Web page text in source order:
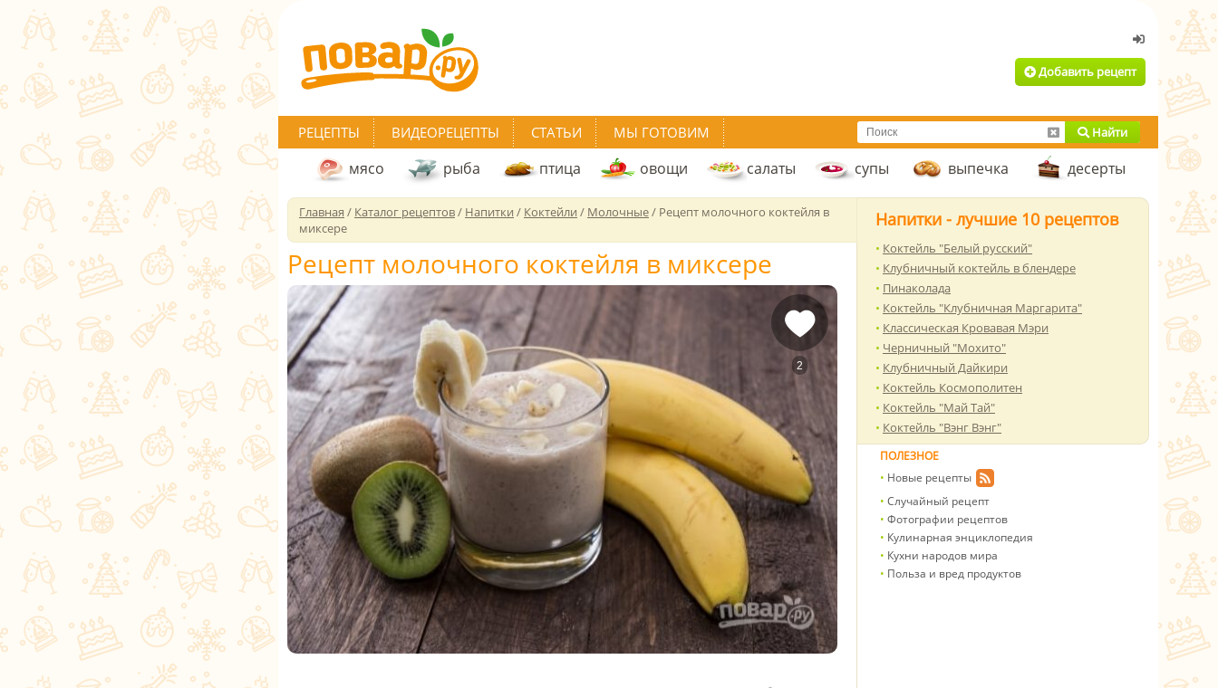
Добавить рецепт
РЕЦЕПТЫ ВИДЕОРЕЦЕПТЫ СТАТЬИ МЫ ГОТОВИМ Найти
мясо рыба птица овощи салаты супы выпечка десерты
Главная / Каталог рецептов/ Напитки / Коктейли / Молочные/ Рецепт молочного коктейля в
миксере
Рецепт молочного коктейля в миксере
2
Напитки - лучшие 10 рецептов
Коктейль "Белый русский"
Клубничный коктейль в блендере
Пинаколада
Коктейль "Клубничная Маргарита"
Классическая Кровавая Мэри
Черничный "Мохито"
Клубничный Дайкири
Коктейль Космополитен
Коктейль "Май Тай"
Коктейль "Вэнг Вэнг"
ПОЛЕЗНОЕ
Новые рецепты
Случайный рецепт
Фотографии рецептов
Кулинарная энциклопедия
Кухни народов мира
Польза и вред продуктов